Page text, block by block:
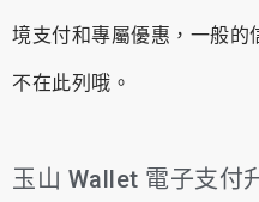
境支付和專屬優惠，一般的
不在此列哦。
玉山 Wallet 電子支付